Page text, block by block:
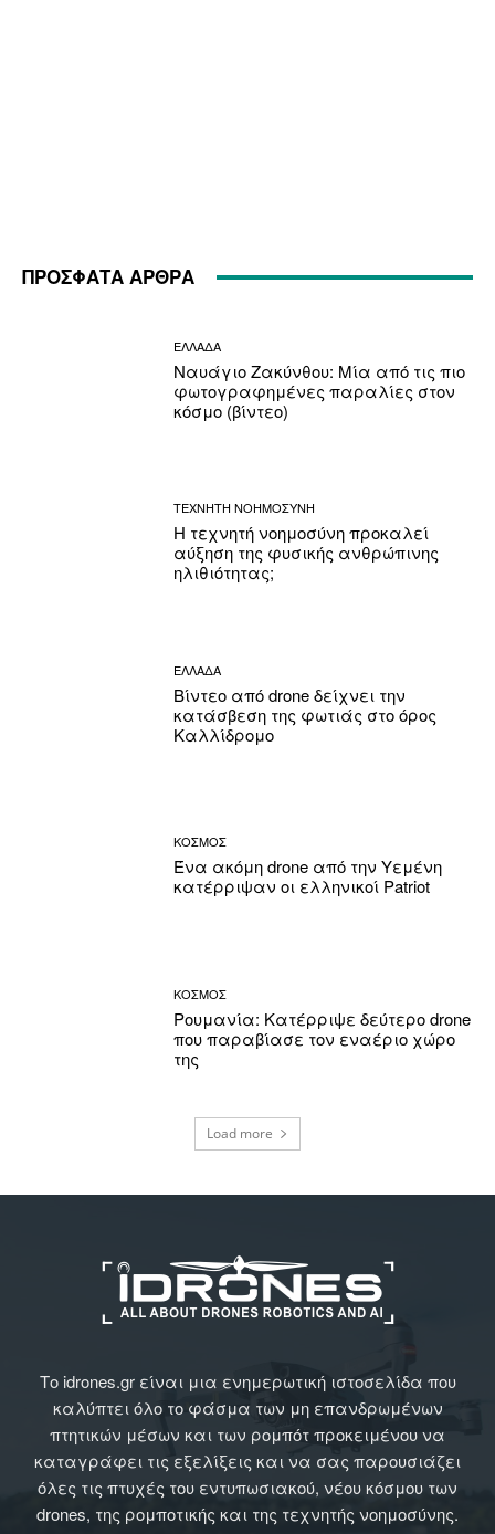
ΠΡΟΣΦΑΤΑ ΑΡΘΡΑ
ΕΛΛΑΔΑ
Ναυάγιο Ζακύνθου: Μία από τις πιο
φωτογραφημένες παραλίες στον
κόσμο (βίντεο)
ΤΕΧΝΗΤΗ ΝΟΗΜΟΣΥΝΗ
Η τεχνητή νοημοσύνη προκαλεί
αύξηση της φυσικής ανθρώπινης
ηλιθιότητας;
ΕΛΛΑΔΑ
Βίντεο από drone δείχνει την
κατάσβεση της φωτιάς στο όρος
Καλλίδρομο
ΚΟΣΜΟΣ
Ένα ακόμη drone από την Υεμένη
κατέρριψαν οι ελληνικοί Patriot
ΚΟΣΜΟΣ
Ρουμανία: Κατέρριψε δεύτερο drone
που παραβίασε τον εναέριο χώρο
της
Load more
Το idrones.gr είναι μια ενημερωτική ιστοσελίδα που
καλύπτει όλο το φάσμα των μη επανδρωμένων
πτητικών μέσων και των ρομπότ προκειμένου να
καταγράφει τις εξελίξεις και να σας παρουσιάζει
όλες τις πτυχές του εντυπωσιακού, νέου κόσμου των
drones, της ρομποτικής και της τεχνητής νοημοσύνης.